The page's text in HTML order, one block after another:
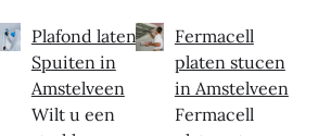
Plafond laten
Spuiten in
Amstelveen
Wilt u een
Fermacell
platen stucen
in Amstelveen
Fermacell